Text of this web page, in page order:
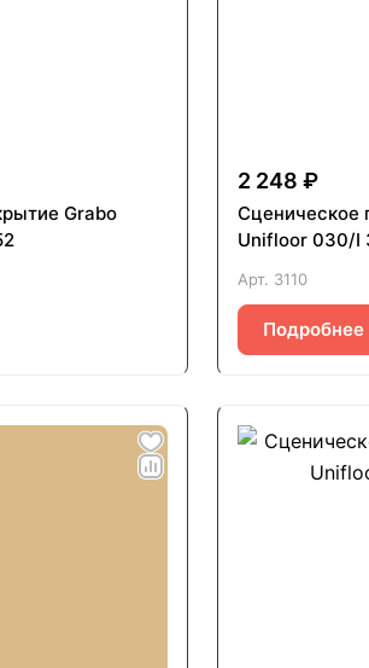
Grabo
2 248 ₽
Сценическое
Unifloor 030/I
Арт. 3110
Подробнее